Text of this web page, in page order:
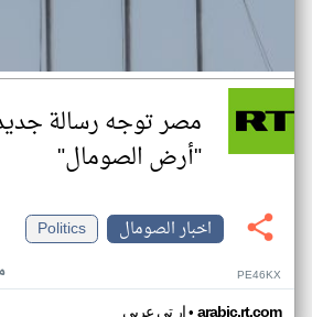
مصر توجه رسالة
"أرض الصومال"
اخبار الصومال
Politics
PE46KX
ار تي عربي arabic.rt.com